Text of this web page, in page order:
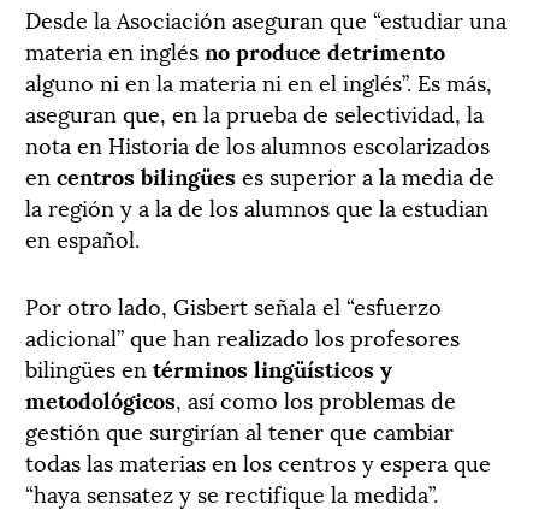
Desde la Asociación aseguran que “estudiar una
materia en inglésno produce detrimento
alguno ni en la materia ni en el inglés”. Es más,
aseguran que, en la prueba de selectividad, la
nota en Historia de los alumnos escolarizados
en centros bilingüeses superior a la media de
la región y a la de los alumnos que la estudian
en español.
Por otro lado, Gisbert señala el “esfuerzo
adicional” que han realizado los profesores
bilingües en términos lingüísticos y
metodológicos, así como los problemas de
gestión que surgirían al tener que cambiar
todas las materias en los centros y espera que
“haya sensatez y se rectifique la medida”.